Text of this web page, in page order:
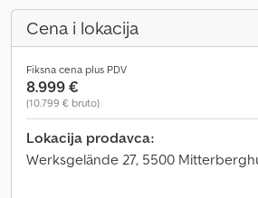
Cena i lokacija
Fiksna cena plus PDV
8.999 €
(10.799 € bruto)
Lokacija prodavca:
Werksgelände 27, 5500